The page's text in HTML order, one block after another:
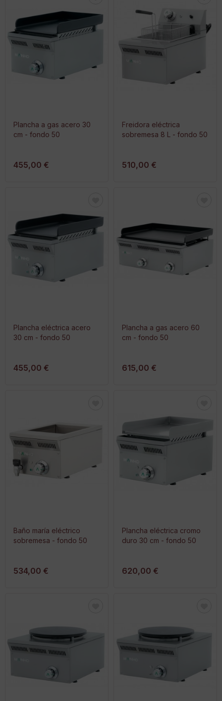
Plancha a gas acero 30
cm - fondo 50
455,00 €
Freidora eléctrica
sobremesa 8 L - fondo 50
510,00 €
Plancha eléctrica acero
30 cm - fondo 50
455,00 €
Plancha a gas acero 60
cm - fondo 50
615,00 €
Baño maría eléctrico
sobremesa - fondo 50
534,00 €
Plancha eléctrica cromo
duro 30 cm - fondo 50
620,00 €